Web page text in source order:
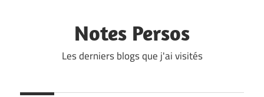
Notes Persos
Les derniers blogs que j'ai visités